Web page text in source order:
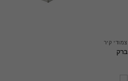
צמודי קיר
ברק